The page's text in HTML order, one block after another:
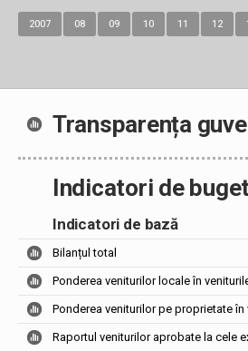
2007 08 09 10 11 12
Transparența
Indicatori de
Indicatori de bază
Bilanțul total
Ponderea veniturilor locale în
Ponderea veniturilor pe proprietate
Raportul veniturilor aprobate la cele